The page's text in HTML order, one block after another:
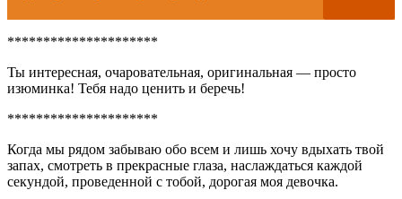
*********************
Ты интересная, очаровательная, оригинальная — просто
изюминка! Тебя надо ценить и беречь!
*********************
Когда мы рядом забываю обо всем и лишь хочу вдыхать твой
запах, смотреть в прекрасные глаза, наслаждаться каждой
секундой, проведенной с тобой, дорогая моя девочка.